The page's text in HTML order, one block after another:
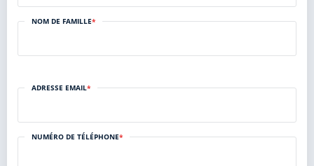
NOM DE FAMILLE*
ADRESSE EMAIL*
NUMÉRO DE TÉLÉPHONE*